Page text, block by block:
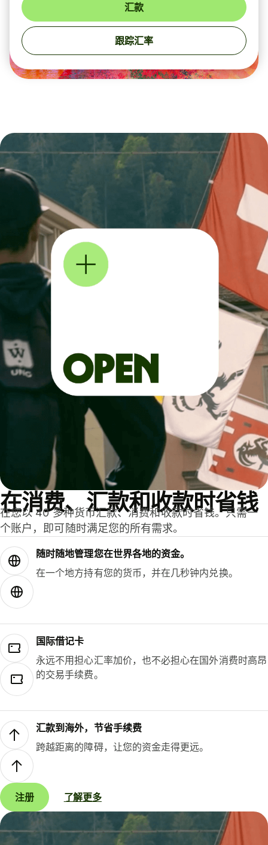
汇款
跟踪汇率
在消费、汇款和收款时省钱
在您以 40 多种货币汇款、消费和收款时省钱。只需一
个账户，即可随时满足您的所有需求。
随时随地管理您在世界各地的资金。
在一个地方持有您的货币，并在几秒钟内兑换。
国际借记卡
永远不用担心汇率加价，也不必担心在国外消费时高昂
的交易手续费。
汇款到海外，节省手续费
跨越距离的障碍，让您的资金走得更远。
注册 了解更多